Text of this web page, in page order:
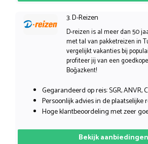
3. D-Reizen
D-reizen is al meer dan 50
met tal van pakketreizen in
vergelijkt vakanties bij
profiteer jij van een
Boğazkent!
Gegarandeerd op reis: SGR, ANVR,
Persoonlijk advies in de plaatselijke
Hoge klantbeoordeling met zeer
Bekijk aanbiedingen